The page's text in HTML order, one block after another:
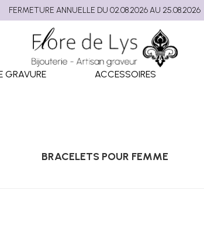
GRAVURE ACCESSOIRES
BRACELETS POUR FEMME
FERMETURE ANNUELLE DU 02.08.2026 AU 25.08.2026